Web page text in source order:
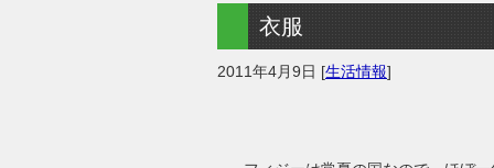
衣服
2011年4月9日 [生活情報]